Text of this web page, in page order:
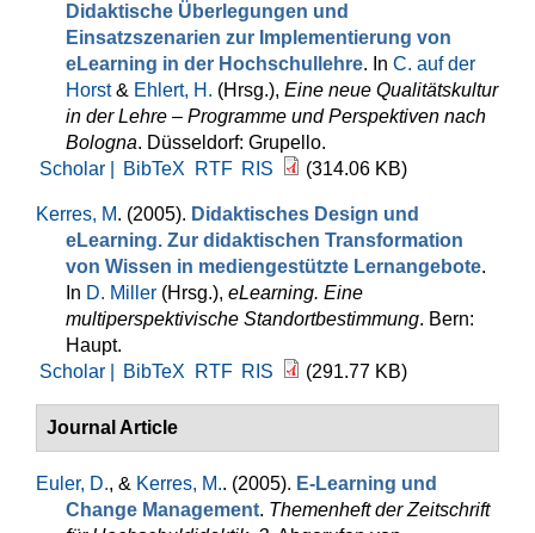
Didaktische Überlegungen und
Einsatzszenarien zur Implementierung von
eLearning in der Hochschullehre. In C. auf der
Horst& Ehlert, H. (Hrsg.), Eine neue Qualitätskultur
in der Lehre – Programme und Perspektiven nach
Bologna. Düsseldorf: Grupello.
Scholar |
BibTeX RTF RIS (314.06 KB)
Kerres, M. (2005). Didaktisches Design und
eLearning. Zur didaktischen Transformation
von Wissen in mediengestützte Lernangebote.
In D. Miller (Hrsg.), eLearning. Eine
multiperspektivische Standortbestimmung. Bern:
Haupt.
Scholar |
BibTeX RTF RIS (291.77 KB)
Journal Article
Euler, D., & Kerres, M.. (2005). E-Learning und
Change Management. Themenheft der Zeitschrift